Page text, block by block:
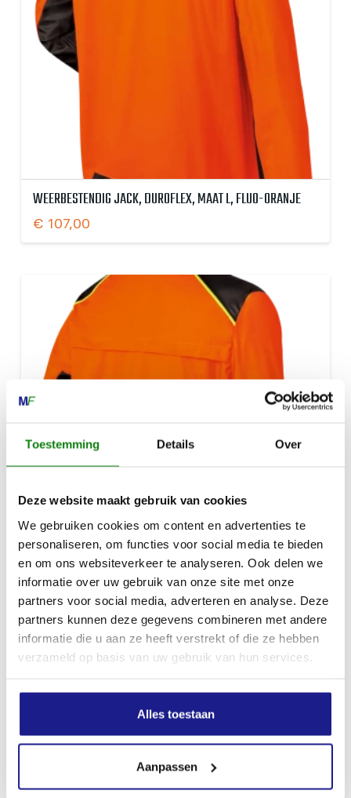
Toestemming Details Over
Deze website maakt gebruik van cookies
We gebruiken cookies om content en advertenties te
personaliseren, om functies voor social media te bieden
en om ons websiteverkeer te analyseren. Ook delen we
informatie over uw gebruik van onze site met onze
partners voor social media, adverteren en analyse. Deze
partners kunnen deze gegevens combineren met andere
informatie die u aan ze heeft verstrekt of die ze hebben
verzameld op basis van uw gebruik van hun services.
Alles toestaan
Aanpassen
WEERBESTENDIG JACK, DUROFLEX, MAAT L, FLUO-ORANJE
€ 107,00
WEERBESTENDIG JACK, DUROFLEX, MAAT M, FLUO-ORANJE
€107,00